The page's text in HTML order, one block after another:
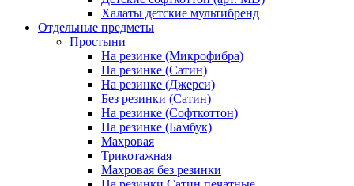
Халаты детские мультибренд
Отдельные предметы
Простыни
На резинке (Микрофибра)
На резинке (Сатин)
На резинке (Джерси)
Без резинки (Сатин)
На резинке (Софткоттон)
На резинке (Бамбук)
Махровая
Трикотажная
Махровая без резинки